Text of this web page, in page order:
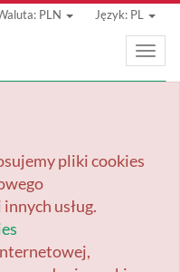
Język: PL
PLN
Toggle
pliki cookies
usług.